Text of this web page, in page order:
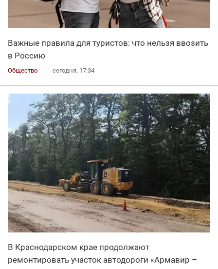
Важные правила для туристов: что нельзя ввозить
в Россию
Общество сегодня, 17:34
В Краснодарском крае продолжают
ремонтировать участок автодороги «Армавир –